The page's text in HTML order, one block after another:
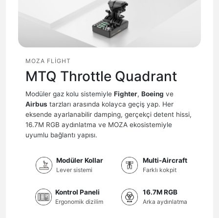
MOZA FLIGHT
MTQ Throttle Quadrant
Modüler gaz kolu sistemiyle Fighter, Boeing ve
Airbus tarzları arasında kolayca geçiş yap. Her
eksende ayarlanabilir damping, gerçekçi detent hissi,
16.7M RGB aydınlatma ve MOZA ekosistemiyle
uyumlu bağlantı yapısı.
Modüler Kollar
Lever sistemi
Multi-Aircraft
Farklı kokpit
Kontrol Paneli
Ergonomik dizilim
16.7M RGB
Arka aydınlatma